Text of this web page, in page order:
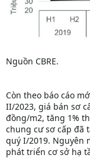
Nguồn CBRE.
Còn theo báo cáo
II/2023, giá bán sơ
đồng/m2, tăng 1%
chung cư sơ cấp đã
quý I/2019. Nguyên
phát triển cơ sở hạ